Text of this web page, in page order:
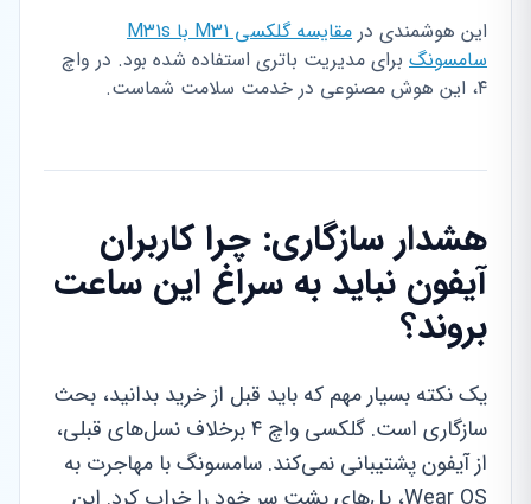
این هوشمندی در
مقایسه گلکسی M31 با M31s
سامسونگ برای مدیریت باتری استفاده شده بود. در واچ
۴، این هوش مصنوعی در خدمت سلامت شماست.
هشدار سازگاری: چرا کاربران
آیفون نباید به سراغ این ساعت
بروند؟
یک نکته بسیار مهم که باید قبل از خرید بدانید، بحث
سازگاری است. گلکسی واچ ۴ برخلاف نسل‌های قبلی،
از آیفون پشتیبانی نمی‌کند. سامسونگ با مهاجرت به